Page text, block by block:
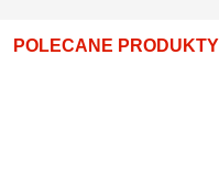
POLECANE PRODUKTY